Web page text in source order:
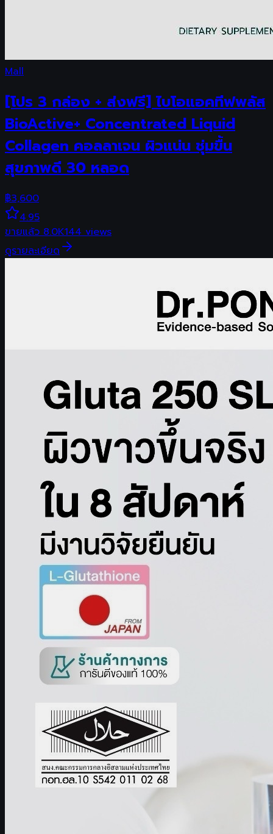
Mall
[โปร 3 กล่อง + ส่งฟรี] ไบโอแอคทีฟพลัส
BioActive+ Concentrated Liquid
Collagen คอลลาเจน ผิวแน่น ชุ่มขื้น
สุขภาพดี 30 หลอด
฿3,600
4.95
ขายแล้ว8.0K144views
ดูรายละเอียด